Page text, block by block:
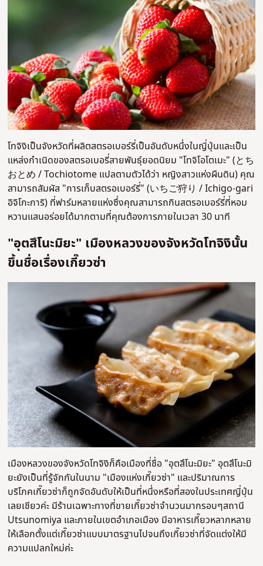
โทจิงิเป็นจังหวัดที่ผลิตสตรอเบอร์รี่เป็นอันดับหนึ่งในญี่ปุ่นและเป็น
แหล่งกำเนิดของสตรอเบอรี่สายพันธุ์ยอดนิยม "โทจิโอโตเมะ" (とち
おとめ / Tochiotome แปลตามตัวได้ว่า หญิงสาวแห่งผืนดิน) คุณ
สามารถสัมผัส "การเก็บสตรอเบอร์รี่" (いちご狩り / Ichigo-gari
อิจิโกะการิ) ที่ฟาร์มหลายแห่งซึ่งคุณสามารถกินสตรอเบอร์รี่ที่หอม
หวานแสนอร่อยได้มากตามที่คุณต้องการภายในเวลา 30 นาที
"อุตสึโนะมิยะ" เมืองหลวงของจังหวัดโทจิงินั้น
ขึ้นชื่อเรื่องเกี๊ยวซ่า
เมืองหลวงของจังหวัดโทจิงิก็คือเมืองที่ชื่อ "อุตสึโนะมิยะ" อุตสึโนะมิ
ยะยังเป็นที่รู้จักกันในนาม "เมืองแห่งเกี๊ยวซ่า" และปริมาณการ
บริโภคเกี๊ยวซ่าก็ถูกจัดอันดับให้เป็นที่หนึ่งหรือที่สองในประเทศญี่ปุ่น
เลยเชียวค่ะ มีร้านเฉพาะทางที่ขายเกี๊ยวซ่าจำนวนมากรอบๆสถานี
Utsunomiya และภายในเขตอำเภอเมือง มีอาหารเกี๊ยวหลากหลาย
ให้เลือกตั้งแต่เกี๊ยวซ่าแบบมาตรฐานไปจนถึงเกี๊ยวซ่าที่จัดแต่งให้มี
ความแปลกใหม่ค่ะ